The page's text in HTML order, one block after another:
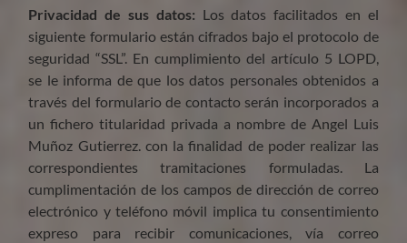
Privacidad de sus datos: Los datos facilitados en el
siguiente formulario están cifrados bajo el protocolo de
seguridad “SSL”. En cumplimiento del artículo 5 LOPD,
se le informa de que los datos personales obtenidos a
través del formulario de contacto serán incorporados a
un fichero titularidad privada a nombre de Angel Luis
Muñoz Gutierrez. con la finalidad de poder realizar las
correspondientes tramitaciones formuladas. La
cumplimentación de los campos de dirección de correo
electrónico y teléfono móvil implica tu consentimiento
expreso para recibir comunicaciones, vía correo